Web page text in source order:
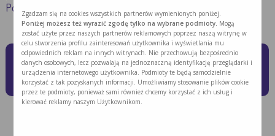
Pomaga poprawić stan odżywienia.
Korzyści płynące ze wsparcia
żywieniowego:
Zgadzam się na cookies wszystkich partnerów wymienionych poniżej.
Poniżej możesz też wyrazić zgodę tylko na wybrane podmioty. Mogą
zostać użyte przez naszych partnerów reklamowych poprzez naszą witrynę w
celu stworzenia profilu zainteresowań użytkownika i wyświetlania mu
odpowiednich reklam na innych witrynach. Nie przechowują bezpośrednio
danych osobowych, lecz pozwalają na jednoznaczną identyfikację przeglądarki i
urządzenia internetowego użytkownika. Podmioty te będą samodzielnie
korzystać z tak pozyskanych informacji. Umożliwiamy stosowanie plików cookie
przez te podmioty, ponieważ sami również chcemy korzystać z ich usług i
kierować reklamy naszym Użytkownikom.